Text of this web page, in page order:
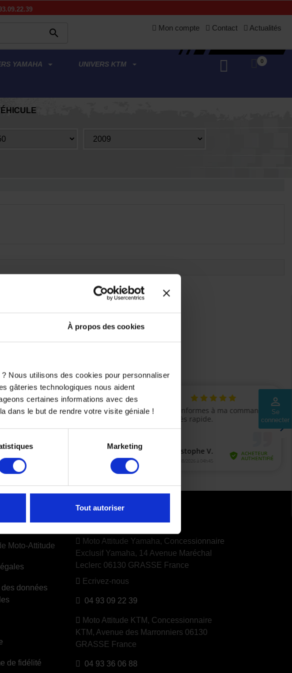
À propos des cookies
Nous utilisons des cookies pour personnaliser
gâteries technologiques nous aident
certaines informations avec des
dans le but de rendre votre visite géniale !
Marketing
Tout autoriser
perm_identity
Se
connecter
 Mon compte Contact Actualités
YAMAHA UNIVERS KTM 0
Moto-Attitude
des données
de fidélité
Moto Attitude Yamaha, Concessionnaire
Exclusif Yamaha, 14 Avenue Maréchal
Leclerc 06130 GRASSE France
Ecrivez-nous
04 93 09 22 39
Moto Attitude KTM, Concessionnaire
KTM, Avenue des Marronniers 06130
GRASSE France
04 93 36 06 88